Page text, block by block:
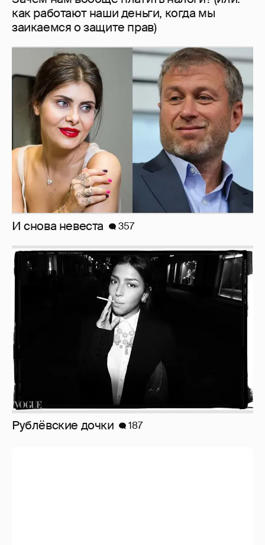
как работают наши деньги, когда мы
заикаемся о защите прав)
И снова невеста 357
Рублёвские дочки 187